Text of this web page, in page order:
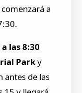
a
las 8:30
Parky
antes de las